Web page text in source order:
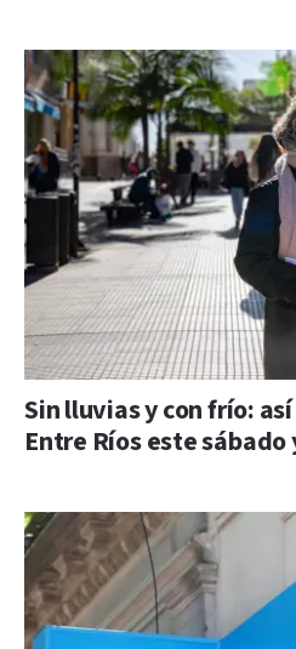
Sin lluvias y con frío:
Entre Ríos este